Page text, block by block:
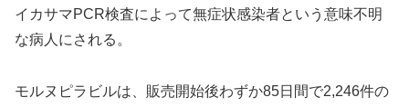
イカサマPCR検査によって無症状感染者という意味不明
な病人にされる。
モルヌピラビルは、販売開始後わずか85日間で2,246件の